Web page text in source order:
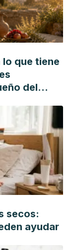
In Gating in
of the
B978-0-12-
que tiene
del
secos:
ayudar